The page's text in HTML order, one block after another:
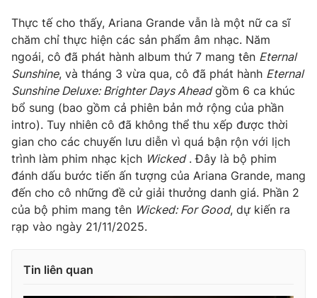
Liên hệ quảng cáo:024-7300.7108
® Cấm sao chép dưới mọi hình thức nếu không có sự chấp
Thực tế cho thấy, Ariana Grande vẫn là một nữ ca sĩ
chăm chỉ thực hiện các sản phẩm âm nhạc. Năm
ngoái, cô đã phát hành album thứ 7 mang tên Eternal
Sunshine, và tháng 3 vừa qua, cô đã phát hành Eternal
Sunshine Deluxe: Brighter Days Aheadgồm 6 ca khúc
bổ sung (bao gồm cả phiên bản mở rộng của phần
intro). Tuy nhiên cô đã không thể thu xếp được thời
gian cho các chuyến lưu diễn vì quá bận rộn với lịch
trình làm phim nhạc kịch Wicked. Đây là bộ phim
đánh dấu bước tiến ấn tượng của Ariana Grande, mang
đến cho cô những đề cử giải thưởng danh giá. Phần 2
của bộ phim mang tên Wicked: For Good, dự kiến ra
rạp vào ngày 21/11/2025.
Tin liên quan